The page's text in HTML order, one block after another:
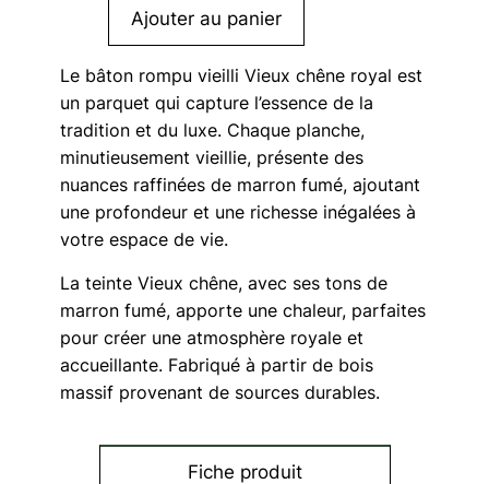
Bâtons
Rompus
Vieilli
Vieux
chêne
royal
Ajouter au panier
Le bâton rompu vieilli Vieux chêne royal est
un parquet qui capture l’essence de la
tradition et du luxe. Chaque planche,
minutieusement vieillie, présente des
nuances raffinées de marron fumé, ajoutant
une profondeur et une richesse inégalées à
votre espace de vie.
La teinte Vieux chêne, avec ses tons de
marron fumé, apporte une chaleur, parfaites
pour créer une atmosphère royale et
accueillante. Fabriqué à partir de bois
massif provenant de sources durables.
Fiche produit